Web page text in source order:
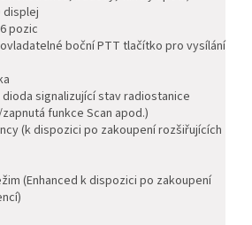
displej
pozic
boční PTT tlačítko pro vysílání
dioda signalizující stav radiostanice
funkce Scan apod.)
(k dispozici po zakoupení rozšiřujících
(Enhanced k dispozici po zakoupení